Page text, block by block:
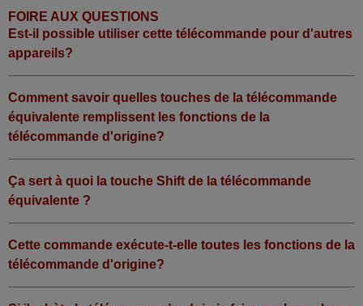
FOIRE AUX QUESTIONS
Est-il possible utiliser cette télécommande pour d'autres
appareils?
Comment savoir quelles touches de la télécommande
équivalente remplissent les fonctions de la
télécommande d'origine?
Ça sert à quoi la touche Shift de la télécommande
équivalente ?
Cette commande exécute-t-elle toutes les fonctions de la
télécommande d'origine?